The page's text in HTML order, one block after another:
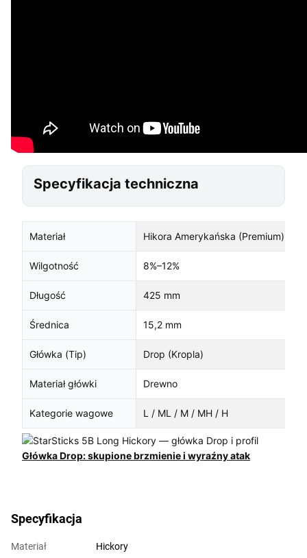
Specyfikacja techniczna
Materiał Hikora Amerykańska (Premium)
Wilgotność 8%–12%
Długość 425 mm
Średnica 15,2 mm
Główka (Tip) Drop (Kropla)
Materiał główki Drewno
Kategorie wagowe L / ML / M / MH / H
Główka Drop: skupione brzmienie i wyraźny atak
Specyfikacja
Materiał
Hickory